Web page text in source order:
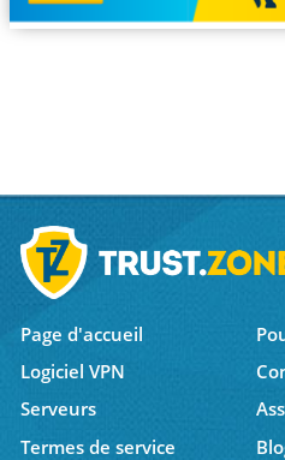
Page d'accueil
Logiciel VPN
Serveurs
Termes de service